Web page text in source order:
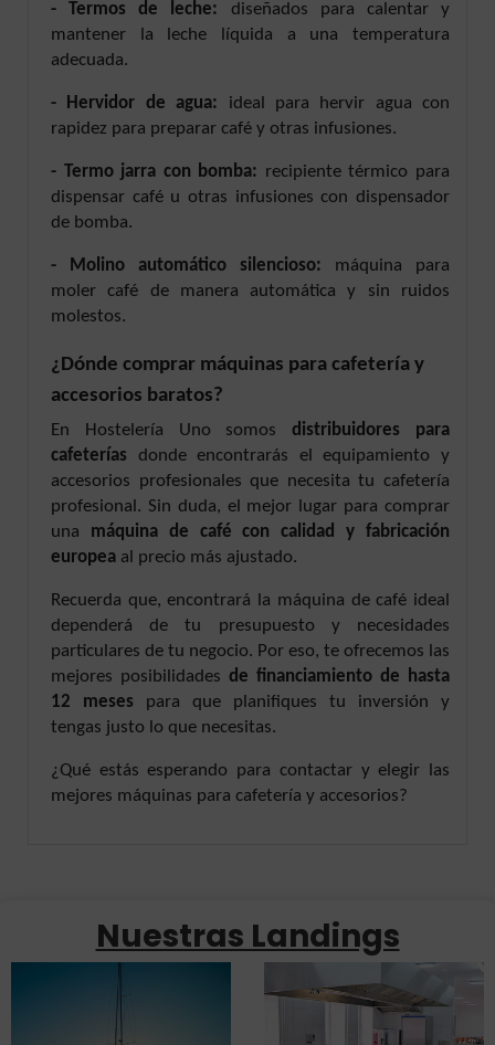
- Termos de leche: diseñados para calentar y
mantener la leche líquida a una temperatura
adecuada.
- Hervidor de agua: ideal para hervir agua con
rapidez para preparar café y otras infusiones.
- Termo jarra con bomba: recipiente térmico para
dispensar café u otras infusiones con dispensador
de bomba.
- Molino automático silencioso: máquina para
moler café de manera automática y sin ruidos
molestos.
¿Dónde comprar máquinas para cafetería y
accesorios baratos?
En Hostelería Uno somosdistribuidores para
cafeterías donde encontrarás el equipamiento y
accesorios profesionales que necesita tu cafetería
profesional. Sin duda, el mejor lugar para comprar
una máquina de café con calidad y fabricación
europea al precio más ajustado.
Recuerda que, encontrará la máquina de café ideal
dependerá de tu presupuesto y necesidades
particulares de tu negocio. Por eso, te ofrecemos las
mejores posibilidades de financiamiento de hasta
12 meses para que planifiques tu inversión y
tengas justo lo que necesitas.
¿Qué estás esperando para contactar y elegir las
mejores máquinas para cafetería y accesorios?
Nuestras Landings